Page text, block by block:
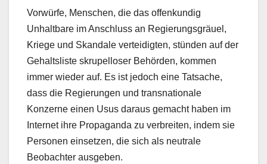
Vorwürfe, Menschen, die das offenkundig
Unhaltbare im Anschluss an Regierungsgräuel,
Kriege und Skandale verteidigten, stünden auf der
Gehaltsliste skrupelloser Behörden, kommen
immer wieder auf. Es ist jedoch eine Tatsache,
dass die Regierungen und transnationale
Konzerne einen Usus daraus gemacht haben im
Internet ihre Propaganda zu verbreiten, indem sie
Personen einsetzen, die sich als neutrale
Beobachter ausgeben.